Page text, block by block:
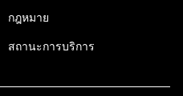
กฎหมาย
สถานะการบริการ